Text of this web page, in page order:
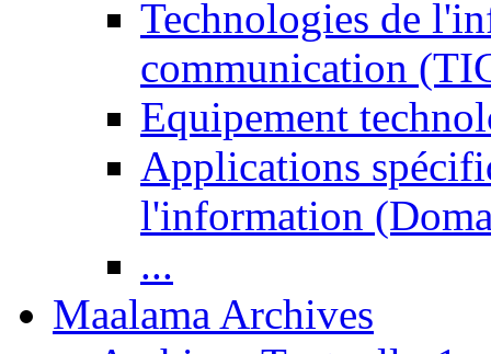
Technologies de
communication
Equipement
Applications
l'information
...
Maalama Archives